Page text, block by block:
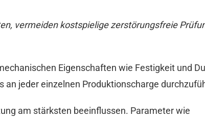
vermeiden kostspielige zerstörungsfreie
Eigenschaften wie Festigkeit und
jeder einzelnen Produktionscharge
am stärksten beeinflussen. Parameter wie